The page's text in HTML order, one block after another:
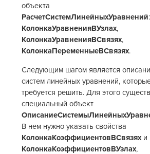
объекта
РасчетСистемЛинейныхУравнений:
КолонкаУравненияВУзлах,
КолонкаУравненияВСвязях,
КолонкаПеременныеВСвязях.
Следующим шагом является
систем линейных уравнений,
требуется решить. Для этого
специальный объект
В нем нужно указать свойства
КолонкаКоэффициентовВСвязяхи
КолонкаКоэффициентовВУзлах,